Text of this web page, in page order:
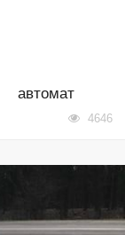
автомат
4646